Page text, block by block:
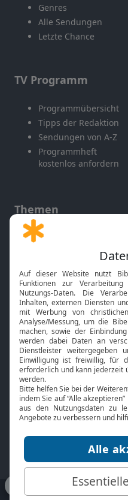
Genres
Alle Sendungen
Letzte Chance
TV Programm
Programmübersicht
Tipps der Redaktion
Sendungen von A-Z
Programmheft
kostenlos anfordern
Themen
Gott und Bibel erklärt
Neuigkeiten
Bibel TV
Über uns
Jobs
Mediadaten
bibeltv.de: